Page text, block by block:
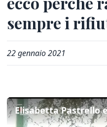
sempre i
22 gennaio 2021